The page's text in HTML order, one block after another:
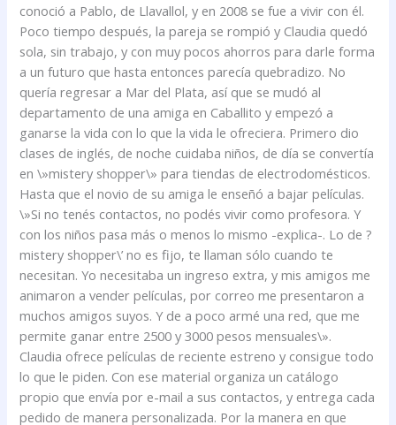
conoció a Pablo, de Llavallol, y en 2008 se fue a vivir con él.
Poco tiempo después, la pareja se rompió y Claudia quedó
sola, sin trabajo, y con muy pocos ahorros para darle forma
a un futuro que hasta entonces parecía quebradizo. No
quería regresar a Mar del Plata, así que se mudó al
departamento de una amiga en Caballito y empezó a
ganarse la vida con lo que la vida le ofreciera. Primero dio
clases de inglés, de noche cuidaba niños, de día se convertía
en \»mistery shopper\» para tiendas de electrodomésticos.
Hasta que el novio de su amiga le enseñó a bajar películas.
\»Si no tenés contactos, no podés vivir como profesora. Y
con los niños pasa más o menos lo mismo -explica-. Lo de ?
mistery shopper\’ no es fijo, te llaman sólo cuando te
necesitan. Yo necesitaba un ingreso extra, y mis amigos me
animaron a vender películas, por correo me presentaron a
muchos amigos suyos. Y de a poco armé una red, que me
permite ganar entre 2500 y 3000 pesos mensuales\».
Claudia ofrece películas de reciente estreno y consigue todo
lo que le piden. Con ese material organiza un catálogo
propio que envía por e-mail a sus contactos, y entrega cada
pedido de manera personalizada. Por la manera en que